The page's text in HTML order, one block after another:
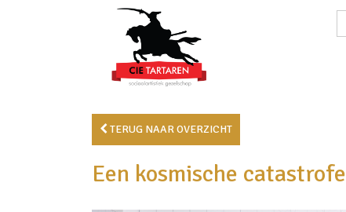
TERUG NAAR OVERZICHT
Een kosmische catastrofe